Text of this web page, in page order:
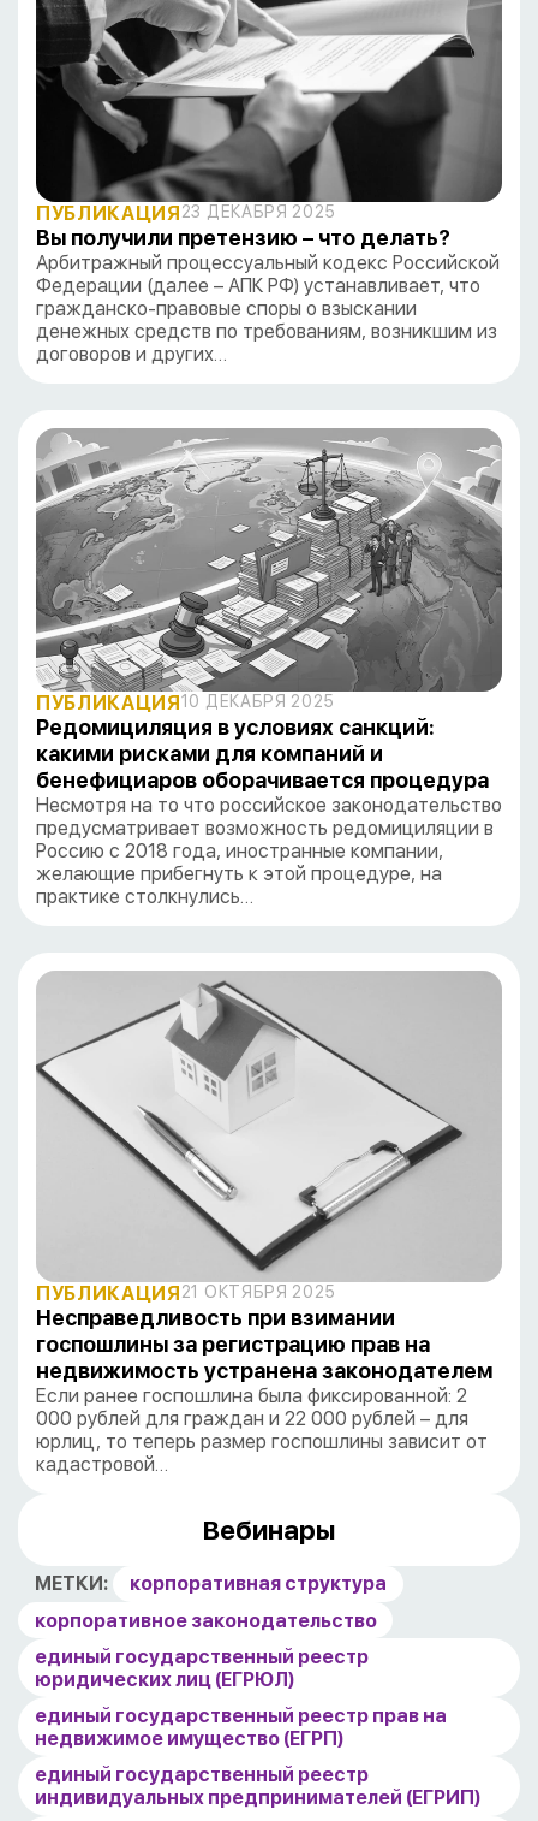
ПУБЛИКАЦИЯ 23 ДЕКАБРЯ 2025
Вы получили претензию – что делать?
Арбитражный процессуальный кодекс Российской
Федерации (далее – АПК РФ) устанавливает, что
гражданско-правовые споры о взыскании
денежных средств по требованиям, возникшим из
договоров и других…
ПУБЛИКАЦИЯ10 ДЕКАБРЯ 2025
Редомициляция в условиях санкций:
какими рисками для компаний и
бенефициаров оборачивается процедура
Несмотря на то что российское законодательство
предусматривает возможность редомициляции в
Россию с 2018 года, иностранные компании,
желающие прибегнуть к этой процедуре, на
практике столкнулись…
ПУБЛИКАЦИЯ21 ОКТЯБРЯ 2025
Несправедливость при взимании
госпошлины за регистрацию прав на
недвижимость устранена законодателем
Если ранее госпошлина была фиксированной: 2
000 рублей для граждан и 22 000 рублей – для
юрлиц, то теперь размер госпошлины зависит от
кадастровой…
Вебинары
МЕТКИ:
корпоративная структура
корпоративное законодательство
единый государственный реестр
юридических лиц (ЕГРЮЛ)
единый государственный реестр прав на
недвижимое имущество (ЕГРП)
единый государственный реестр
индивидуальных предпринимателей (ЕГРИП)